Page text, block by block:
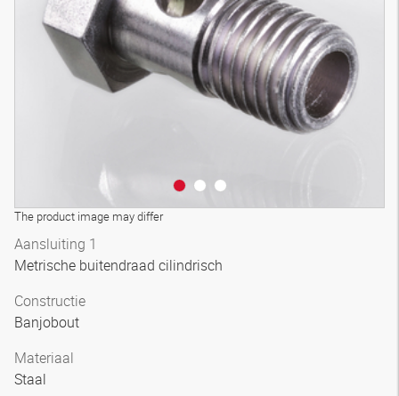
The product image may differ
3D-model
Aansluiting 1
Metrische buitendraad cilindrisch
Constructie
Banjobout
Materiaal
Staal